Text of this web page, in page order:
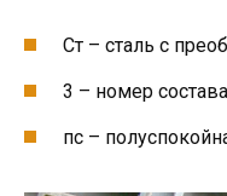
Ст – сталь с
3 – номер
пс –